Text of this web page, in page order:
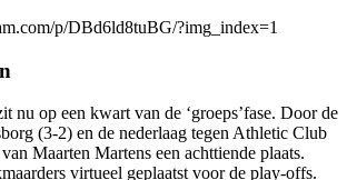
p/DBd6ld8tuBG/?img_index=1
nu op een kwart van de ‘groeps’fase. Door de
(3-2) en de nederlaag tegen Athletic Club
Maarten Martens een achttiende plaats.
virtueel geplaatst voor de play-offs.